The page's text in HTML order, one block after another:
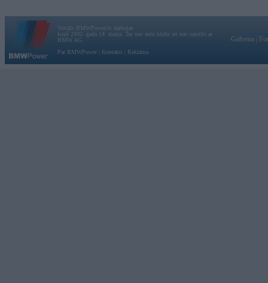
Vortāls BMWPower.lv darbojas
kopš 2002. gada 14. maija. Tas nav auto klubs un nav saistīts ar
BMW AG.
Par BMWPower
Kontakti Reklāma
Galvena